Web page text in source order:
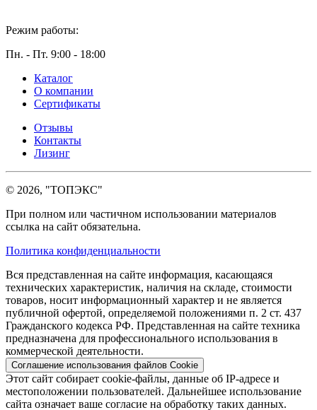
Режим работы:
Пн. - Пт. 9:00 - 18:00
Каталог
О компании
Сертификаты
Отзывы
Контакты
Лизинг
© 2026, "ТОПЭКС"
При полном или частичном использовании материалов
ссылка на сайт обязательна.
Политика конфиденциальности
Вся представленная на сайте информация, касающаяся
технических характеристик, наличия на складе, стоимости
товаров, носит информационный характер и не является
публичной офертой, определяемой положениями п. 2 ст. 437
Гражданского кодекса РФ. Представленная на сайте техника
предназначена для профессионального использования в
коммерческой деятельности.
Соглашение использования файлов Cookie
Этот сайт собирает cookie-файлы, данные об IP-адресе и
местоположении пользователей. Дальнейшее использование
сайта означает ваше согласие на обработку таких данных.